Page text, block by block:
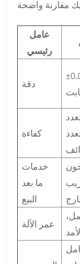
عامل
رئيسي
دقة
مم
كفاءة
خدمات
ما بعد
البيع
عمر الآلة